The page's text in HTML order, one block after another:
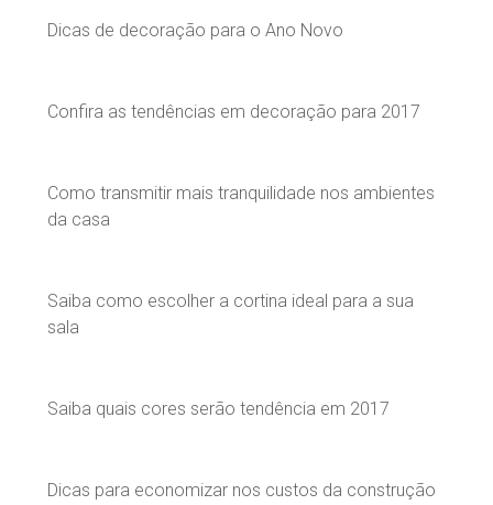
Dicas de decoração para o Ano Novo
Confira as tendências em decoração para 2017
Como transmitir mais tranquilidade nos ambientes
da casa
Saiba como escolher a cortina ideal para a sua
sala
Saiba quais cores serão tendência em 2017
Dicas para economizar nos custos da construção